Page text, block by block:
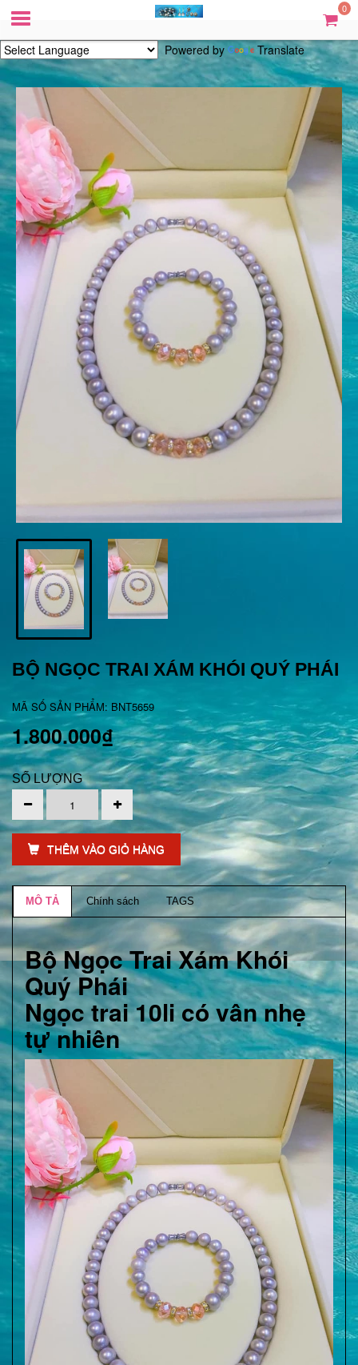
0
Powered by Translate
BỘ NGỌC TRAI XÁM KHÓI QUÝ PHÁI
MÃ SỐ SẢN PHẨM: BNT5659
1.800.000₫
SỐ LƯỢNG
THÊM VÀO GIỎ HÀNG
MÔ TẢ Chính sách TAGS
Bộ Ngọc Trai Xám Khói
Quý Phái
Ngọc trai 10li có vân nhẹ
tự nhiên